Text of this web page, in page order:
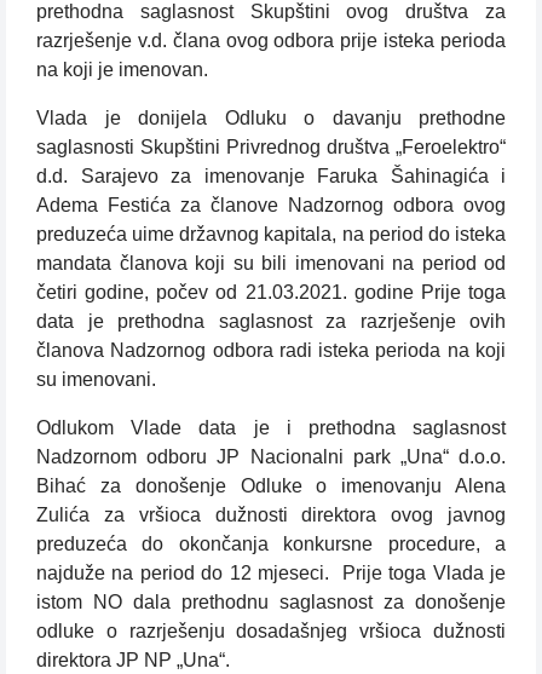
prethodna saglasnost Skupštini ovog društva za
razrješenje v.d. člana ovog odbora prije isteka perioda
na koji je imenovan.
Vlada je donijela Odluku o davanju prethodne
saglasnosti Skupštini Privrednog društva „Feroelektro“
d.d. Sarajevo za imenovanje Faruka Šahinagića i
Adema Festića za članove Nadzornog odbora ovog
preduzeća uime državnog kapitala, na period do isteka
mandata članova koji su bili imenovani na period od
četiri godine, počev od 21.03.2021. godine Prije toga
data je prethodna saglasnost za razrješenje ovih
članova Nadzornog odbora radi isteka perioda na koji
su imenovani.
Odlukom Vlade data je i prethodna saglasnost
Nadzornom odboru JP Nacionalni park „Una“ d.o.o.
Bihać za donošenje Odluke o imenovanju Alena
Zulića za vršioca dužnosti direktora ovog javnog
preduzeća do okončanja konkursne procedure, a
najduže na period do 12 mjeseci. Prije toga Vlada je
istom NO dala prethodnu saglasnost za donošenje
odluke o razrješenju dosadašnjeg vršioca dužnosti
direktora JP NP „Una“.